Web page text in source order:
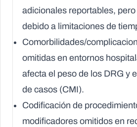
adicionales reportables,
debido a limitaciones de
Comorbilidades/
omitidas en entornos
afecta el peso de los DRG y
de casos (CMI).
Codificación de
modificadores omitidos en